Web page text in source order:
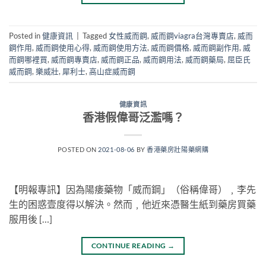
Posted in健康資訊 Tagged女性威而鋼, 威而鋼viagra台灣專賣店, 威而
鋼作用, 威而鋼使用心得, 威而鋼使用方法, 威而鋼價格, 威而鋼副作用, 威
而鋼哪裡買, 威而鋼專賣店, 威而鋼正品, 威而鋼用法, 威而鋼藥局, 屈臣氏
威而鋼, 樂威壯, 犀利士, 高山症威而鋼
健康資訊
香港假偉哥泛濫嗎？
POSTED ON 2021-08-06 BY香港藥房壯陽藥網購
【明報專訊】因為陽痿藥物「威而鋼」（俗稱偉哥）﹐李先
生的困惑壹度得以解決。然而﹐他近來憑醫生紙到藥房買藥
服用後 […]
CONTINUE READING →